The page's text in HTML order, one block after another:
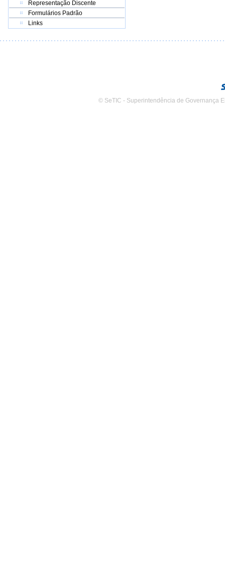
Representação Discente
Formulários Padrão
Links
© SeTIC - Superintendência de Governança